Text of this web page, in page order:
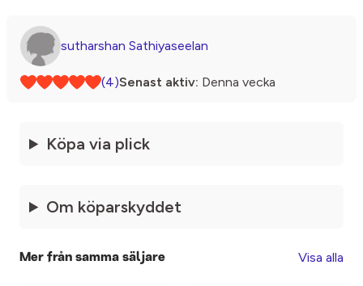
sutharshan Sathiyaseelan
(4)Senast aktiv: Denna vecka
Köpa via plick
Om köparskyddet
Mer från samma säljare Visa alla